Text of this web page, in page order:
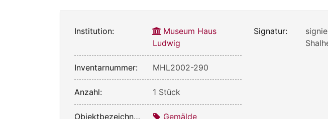
Institution:
Museum Haus
Ludwig
Inventarnummer: MHL2002-290
Anzahl: 1 Stück
Objektbezeichnung: Gemälde
Signatur: